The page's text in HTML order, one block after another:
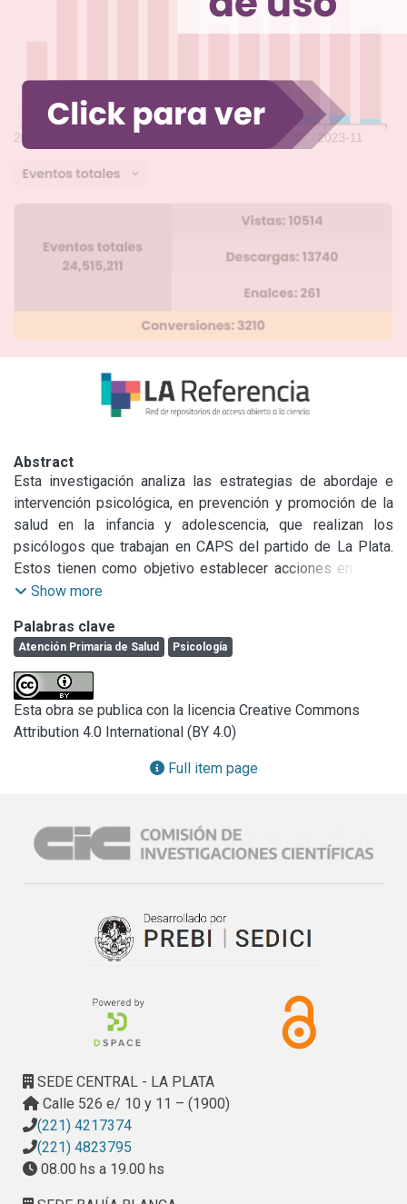
Abstract
Esta investigación analiza las estrategias de abordaje e
intervención psicológica, en prevención y promoción de la
salud en la infancia y adolescencia, que realizan los
psicólogos que trabajan en CAPS del partido de La Plata.
Estos tienen como objetivo establecer acciones en salud
desde la estrategia de APS.
Show more
Palabras clave
Atención Primaria de Salud Psicología
Esta obra se publica con la licencia Creative Commons
Attribution 4.0 International (BY 4.0)
Full item page
SEDE CENTRAL - LA PLATA
Calle 526 e/ 10 y 11 – (1900)
(221) 4217374
(221) 4823795
08.00 hs a 19.00 hs